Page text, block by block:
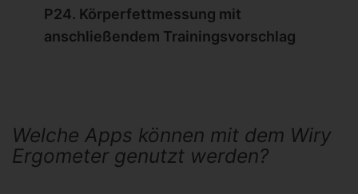
P24. Körperfettmessung mit
anschließendem Trainingsvorschlag
Welche Apps können mit dem Wiry
Ergometer genutzt werden?